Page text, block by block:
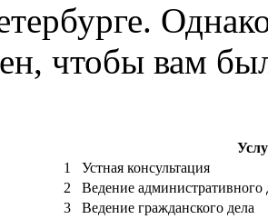
чтобы вам
1
Устная консультация
2
Ведение административного
3
Ведение гражданского дела